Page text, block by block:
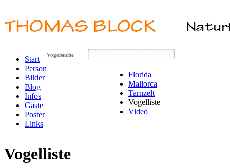
Start
Person
Bilder
Blog
Infos
Gäste
Poster
Links
Vogelsuche
Florida
Mallorca
Tarnzelt
Vogelliste
Video
Vogelliste